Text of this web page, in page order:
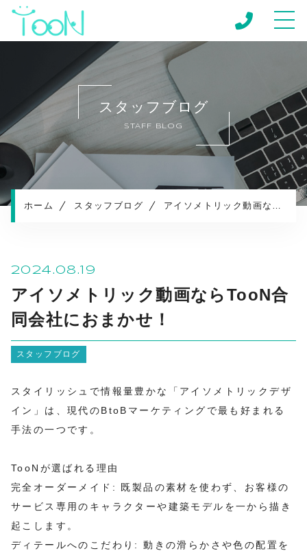
ホーム
当社について
キャンペーン
サービスメニュー
制作実績
スタッフブログ
STAFF BLOG
ホーム スタッフブログ アイソメトリック動画ならTooN合同会社におまかせ！
2024.08.19
アイソメトリック動画ならTooN合
同会社におまかせ！
スタッフブログ
スタイリッシュで情報量豊かな「アイソメトリックデザ
イン」は、現代のBtoBマーケティングで最も好まれる
手法の一つです。
TooNが選ばれる理由
完全オーダーメイド: 既製品の素材を使わず、お客様の
サービス専用のキャラクターや建築モデルを一から描き
起こします。
ディテールへのこだわり: 動きの滑らかさや色の配置を